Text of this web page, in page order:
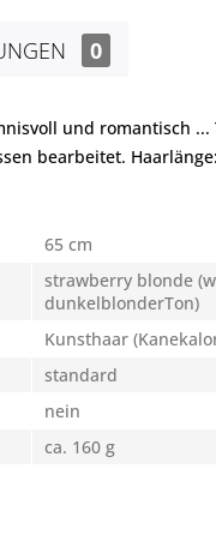
0
und romantisch
bearbeitet.
65 cm
strawberry blonde
dunkelblonderTon)
Kunsthaar
standard
nein
ca. 160 g